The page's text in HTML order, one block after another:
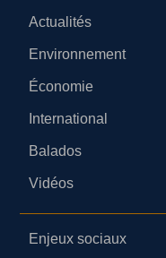
Actualités
Environnement
Économie
International
Balados
Vidéos
Enjeux sociaux